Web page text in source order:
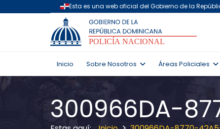
Inicio Sobre Nosotros Áreas Policiales
300966DA-